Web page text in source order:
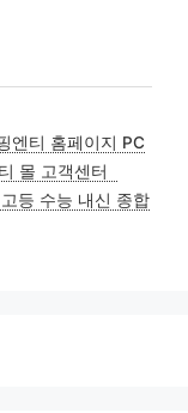
엔티 홈페이지 PC
몰 고객센터
등 수능 내신 종합